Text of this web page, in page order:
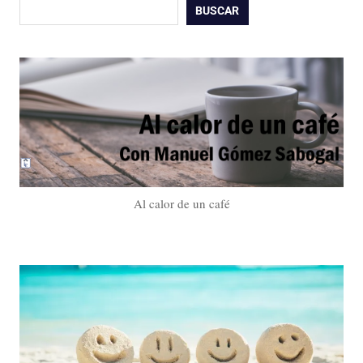
BUSCAR
Al calor de un café